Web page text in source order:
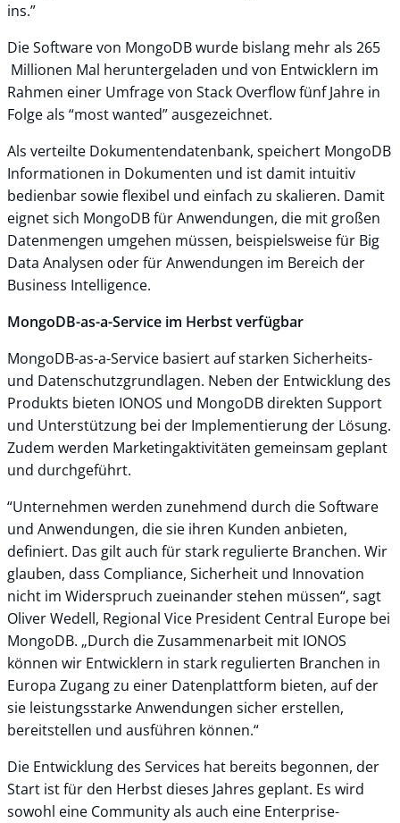
ins.”
Die Software von MongoDB wurde bislang mehr als 265
Millionen Mal heruntergeladen und von Entwicklern im
Rahmen einer Umfrage von Stack Overflow fünf Jahre in
Folge als “most wanted” ausgezeichnet.
Als verteilte Dokumentendatenbank, speichert MongoDB
Informationen in Dokumenten und ist damit intuitiv
bedienbar sowie flexibel und einfach zu skalieren. Damit
eignet sich MongoDB für Anwendungen, die mit großen
Datenmengen umgehen müssen, beispielsweise für Big
Data Analysen oder für Anwendungen im Bereich der
Business Intelligence.
MongoDB-as-a-Service im Herbst verfügbar
MongoDB-as-a-Service basiert auf starken Sicherheits-
und Datenschutzgrundlagen. Neben der Entwicklung des
Produkts bieten IONOS und MongoDB direkten Support
und Unterstützung bei der Implementierung der Lösung.
Zudem werden Marketingaktivitäten gemeinsam geplant
und durchgeführt.
“Unternehmen werden zunehmend durch die Software
und Anwendungen, die sie ihren Kunden anbieten,
definiert. Das gilt auch für stark regulierte Branchen. Wir
glauben, dass Compliance, Sicherheit und Innovation
nicht im Widerspruch zueinander stehen müssen“, sagt
Oliver Wedell, Regional Vice President Central Europe bei
MongoDB. „Durch die Zusammenarbeit mit IONOS
können wir Entwicklern in stark regulierten Branchen in
Europa Zugang zu einer Datenplattform bieten, auf der
sie leistungsstarke Anwendungen sicher erstellen,
bereitstellen und ausführen können.“
Die Entwicklung des Services hat bereits begonnen, der
Start ist für den Herbst dieses Jahres geplant. Es wird
sowohl eine Community als auch eine Enterprise-